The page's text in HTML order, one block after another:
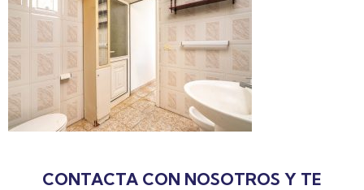
CONTACTA CON NOSOTROS Y TE